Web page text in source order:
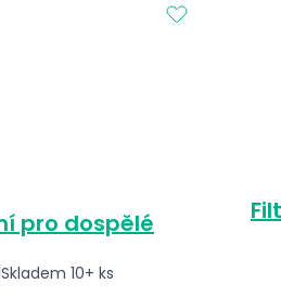
pro dospělé
Skladem 10+ ks